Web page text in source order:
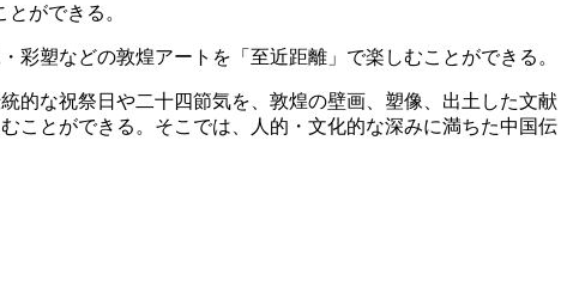
ができる。
彩塑などの敦煌アートを「至近距離」で楽しむことができる。
的な祝祭日や二十四節気を、敦煌の壁画、塑像、出土した文献
ことができる。そこでは、人的・文化的な深みに満ちた中国伝